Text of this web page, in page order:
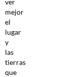
ver
mejor
el
lugar
y
las
tierras
que